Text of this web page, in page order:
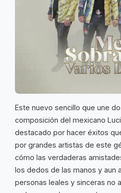
Este nuevo sencillo que une
composición del mexicano
destacado por hacer éxitos
por grandes artistas de este
cómo las verdaderas
los dedos de las manos y aun
personas leales y sinceras no